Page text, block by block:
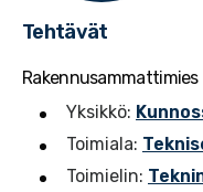
Tehtävät
Rakennusammattimies
Yksikkö:
Toimiala:
Toimielin: